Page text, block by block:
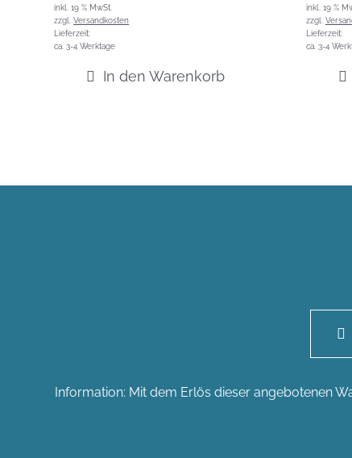
inkl. 19 % MwSt.
zzgl.Versandkosten
Lieferzeit:
ca. 3-4 Werktage
In den Warenkorb
inkl. 19 %
zzgl.
Lieferzeit:
ca. 3-4
Information: Mit dem Erlös dieser angebotenen